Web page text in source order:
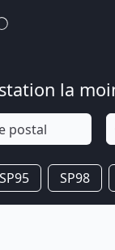
la
SP95 SP98